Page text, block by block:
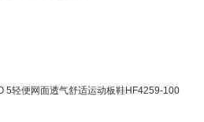
5轻便网面透气舒适运动板鞋HF4259-100